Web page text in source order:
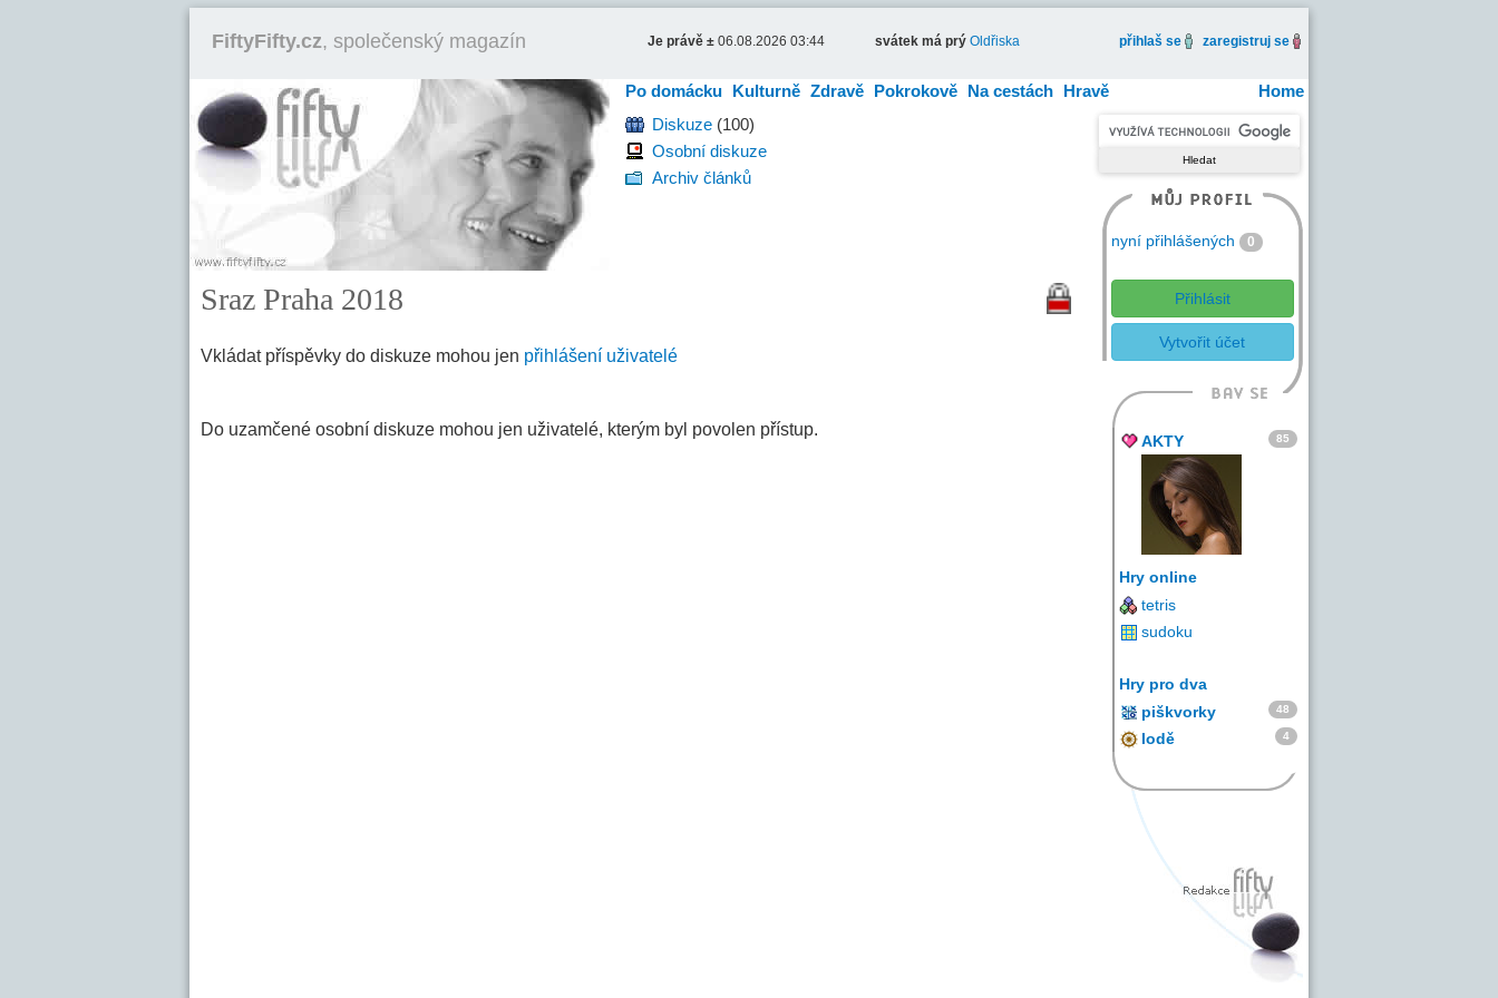
FiftyFifty.cz, společenský magazín Je právě ± 06.08.2026 03:44 svátek má prý Oldřiska přihlaš se zaregistruj se
Home
Po domácku Kulturně Zdravě Pokrokově Na cestách Hravě
Diskuze (100)
Osobní diskuze
Archiv článků
Sraz Praha 2018
Vkládat příspěvky do diskuze mohou jen přihlášení uživatelé
Do uzamčené osobní diskuze mohou jen uživatelé, kterým byl povolen přístup.
nyní přihlášených 0
Přihlásit
Vytvořit účet
AKTY 85
Hry online
tetris
sudoku
Hry pro dva
piškvorky
48
lodě 4